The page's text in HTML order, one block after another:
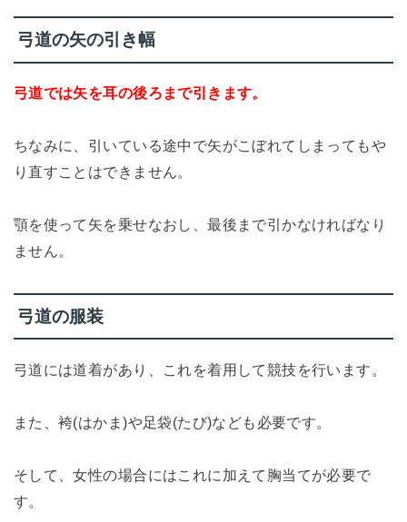
弓道の矢の引き幅
弓道では矢を耳の後ろまで引きます。
ちなみに、引いている途中で矢がこぼれてしまってもや
り直すことはできません。
顎を使って矢を乗せなおし、最後まで引かなければなり
ません。
弓道の服装
弓道には道着があり、これを着用して競技を行います。
また、袴(はかま)や足袋(たび)なども必要です。
そして、女性の場合にはこれに加えて胸当てが必要で
す。